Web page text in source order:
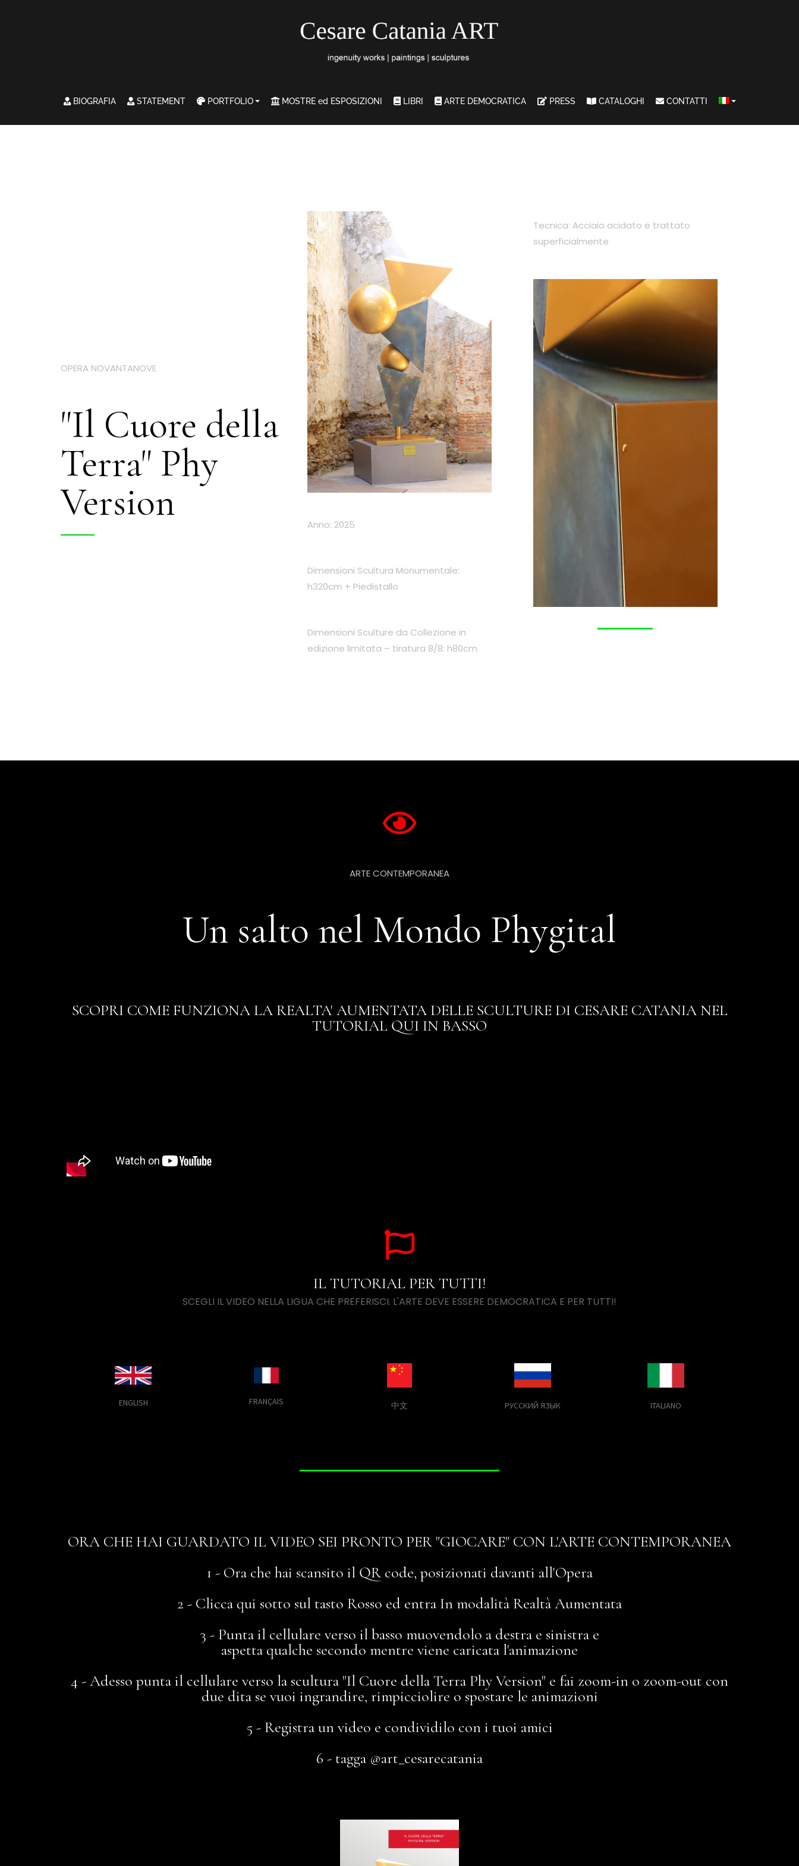
BIOGRAFIA STATEMENT PORTFOLIO MOSTRE ed ESPOSIZIONI LIBRI ARTE DEMOCRATICA PRESS CATALOGHI CONTATTI
OPERA NOVANTANOVE
"Il Cuore della
Terra" Phy
Version
Anno: 2025
Dimensioni Scultura Monumentale:
h320cm + Piedistallo
Dimensioni Sculture da Collezione in
edizione limitata – tiratura 8/8: h80cm
Tecnica: Acciaio acidato e trattato
superficialmente
ARTE CONTEMPORANEA
Un salto nel Mondo Phygital
SCOPRI COME FUNZIONA LA REALTA' AUMENTATA DELLE SCULTURE DI CESARE CATANIA NEL
TUTORIAL QUI IN BASSO
IL TUTORIAL PER TUTTI!
SCEGLI IL VIDEO NELLA LIGUA CHE PREFERISCI. L'ARTE DEVE ESSERE DEMOCRATICA E PER TUTTI!
ENGLISH FRANÇAIS 中文 РУССКИЙ ЯЗЫК ITALIANO
ORA CHE HAI GUARDATO IL VIDEO SEI PRONTO PER "GIOCARE" CON L'ARTE CONTEMPORANEA
1 - Ora che hai scansito il QR code, posizionati davanti all'Opera
2 - Clicca qui sotto sul tasto Rosso ed entra In modalità Realtà Aumentata
3 - Punta il cellulare verso il basso muovendolo a destra e sinistra e
aspetta qualche secondo mentre viene caricata l'animazione
4 - Adesso punta il cellulare verso la scultura "Il Cuore della Terra Phy Version" e fai zoom-in o zoom-out con
due dita se vuoi ingrandire, rimpicciolire o spostare le animazioni
5 - Registra un video e condividilo con i tuoi amici
6 - tagga @art_cesarecatania